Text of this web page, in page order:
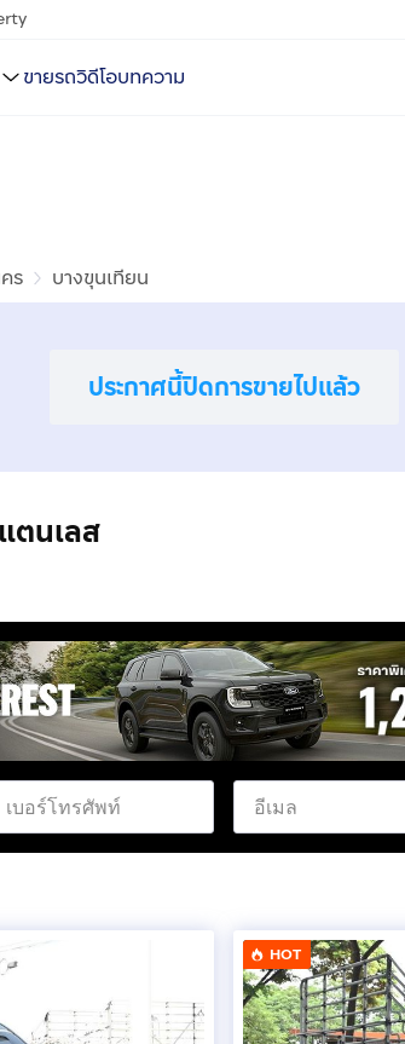
ขายรถวิดีโอบทความ
ร บางขุนเทียน
ประกาศนี้ปิดการขายไปแล้ว
ตนเลส
HOT